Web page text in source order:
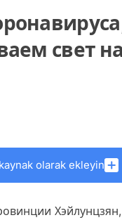
вопросы
свет
olarak ekleyin